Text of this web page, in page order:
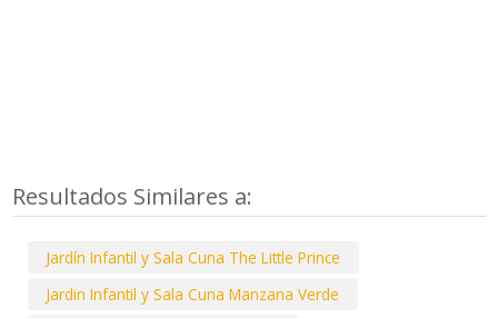
Resultados Similares a:
Jardín Infantil y Sala Cuna The Little Prince
Jardin Infantil y Sala Cuna Manzana Verde